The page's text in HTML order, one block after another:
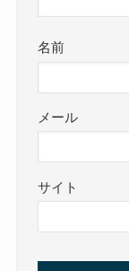
名前
メール
サイト